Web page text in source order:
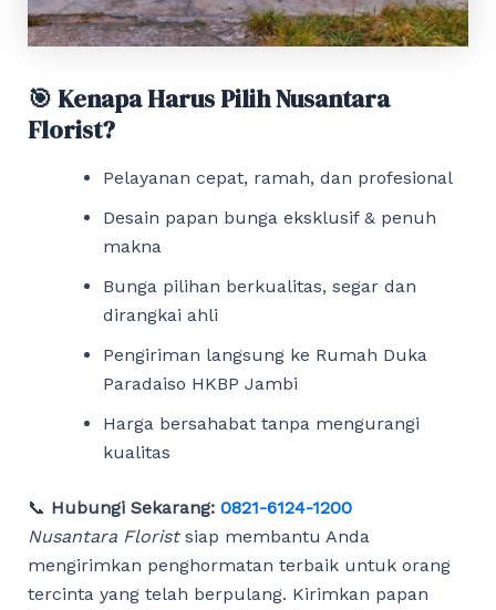
🎯 Kenapa Harus Pilih Nusantara
Florist?
Pelayanan cepat, ramah, dan profesional
Desain papan bunga eksklusif & penuh
makna
Bunga pilihan berkualitas, segar dan
dirangkai ahli
Pengiriman langsung ke Rumah Duka
Paradaiso HKBP Jambi
Harga bersahabat tanpa mengurangi
kualitas
📞 Hubungi Sekarang: 0821-6124-1200
Nusantara Floristsiap membantu Anda
mengirimkan penghormatan terbaik untuk orang
tercinta yang telah berpulang. Kirimkan papan